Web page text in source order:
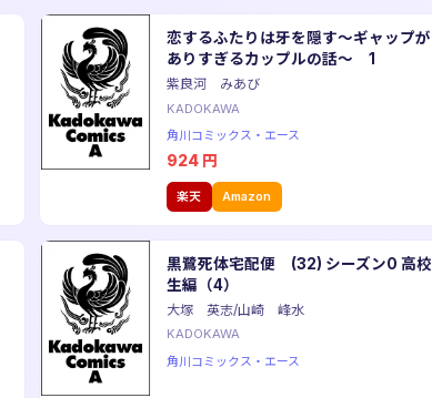
恋するふたりは牙を隠す〜ギャップが
ありすぎるカップルの話〜 1
紫良河 みあび
KADOKAWA
角川コミックス・エース
924 円
楽天 Amazon
黒鷺死体宅配便 (32) シーズン0 高校
生編（4）
大塚 英志/山崎 峰水
KADOKAWA
角川コミックス・エース